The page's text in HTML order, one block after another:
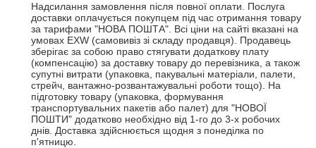
Надсилання замовлення після повної оплати. Послуга
доставки оплачується покупцем під час отримання товару
за тарифами "НОВА ПОШТА". Всі ціни на сайті вказані на
умовах EXW (самовивіз зі складу продавця). Продавець
зберігає за собою право стягувати додаткову плату
(компенсацію) за доставку товару до перевізника, а також
супутні витрати (упаковка, пакувальні матеріали, палети,
стрейч, вантажно-розвантажувальні роботи тощо). На
підготовку товару (упаковка, формування
транспортувальних пакетів або палет) для "НОВОЇ
ПОШТИ" додатково необхідно від 1-го до 3-х робочих
днів. Доставка здійснюється щодня з понеділка по
п'ятницю.